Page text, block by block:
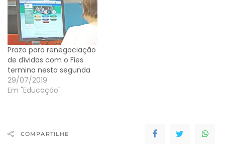
Prazo para renegociação
de dívidas com o Fies
termina nesta segunda
29/07/2019
Em "Educação"
COMPARTILHE